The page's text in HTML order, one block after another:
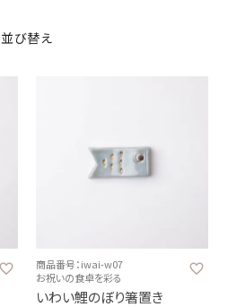
並び替え
商品番号：iwai-w07
お祝いの食卓を彩る
いわい鯉のぼり箸置き